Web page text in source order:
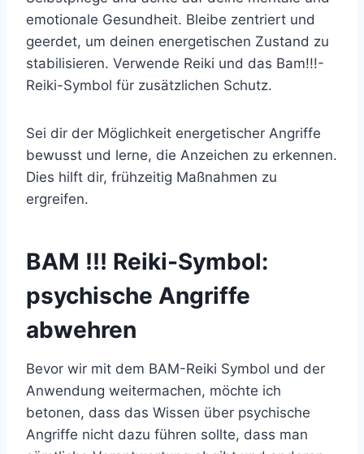
emotionale Gesundheit. Bleibe zentriert und
geerdet, um deinen energetischen Zustand zu
stabilisieren. Verwende Reiki und das Bam!!!-
Reiki-Symbol für zusätzlichen Schutz.
Sei dir der Möglichkeit energetischer Angriffe
bewusst und lerne, die Anzeichen zu erkennen.
Dies hilft dir, frühzeitig Maßnahmen zu
ergreifen.
BAM !!! Reiki-Symbol:
psychische Angriffe
abwehren
Bevor wir mit dem BAM-Reiki Symbol und der
Anwendung weitermachen, möchte ich
betonen, dass das Wissen über psychische
Angriffe nicht dazu führen sollte, dass man